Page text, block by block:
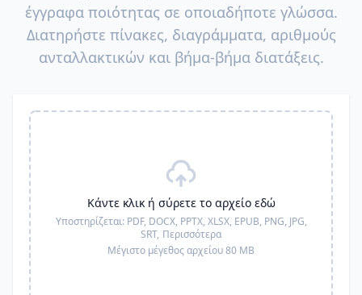
έγγραφα ποιότητας σε οποιαδήποτε γλώσσα.
Διατηρήστε πίνακες, διαγράμματα, αριθμούς
ανταλλακτικών και βήμα-βήμα διατάξεις.
Κάντε κλικ ή σύρετε το αρχείο εδώ
Υποστηρίζεται: PDF, DOCX, PPTX, XLSX, EPUB, PNG, JPG,
SRT, Περισσότερα
Μέγιστο μέγεθος αρχείου 80 MB